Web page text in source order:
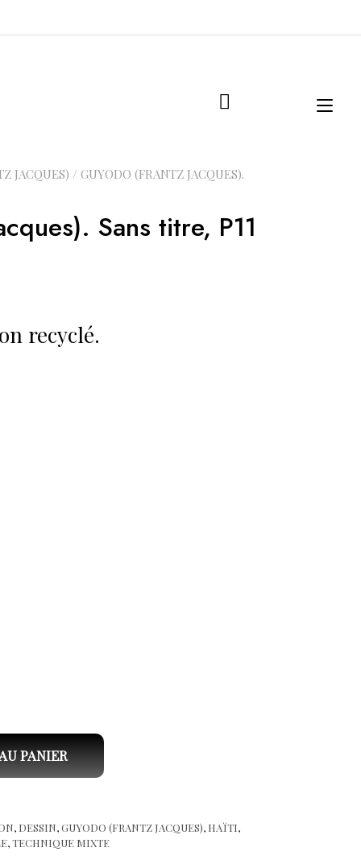
JACQUES) / GUYODO (FRANTZ JACQUES).
Sans titre, P11
recyclé.
Sans titre, P11
PANIER
, DESSIN,GUYODO (FRANTZ JACQUES), HAÏTI,
,TECHNIQUE MIXTE